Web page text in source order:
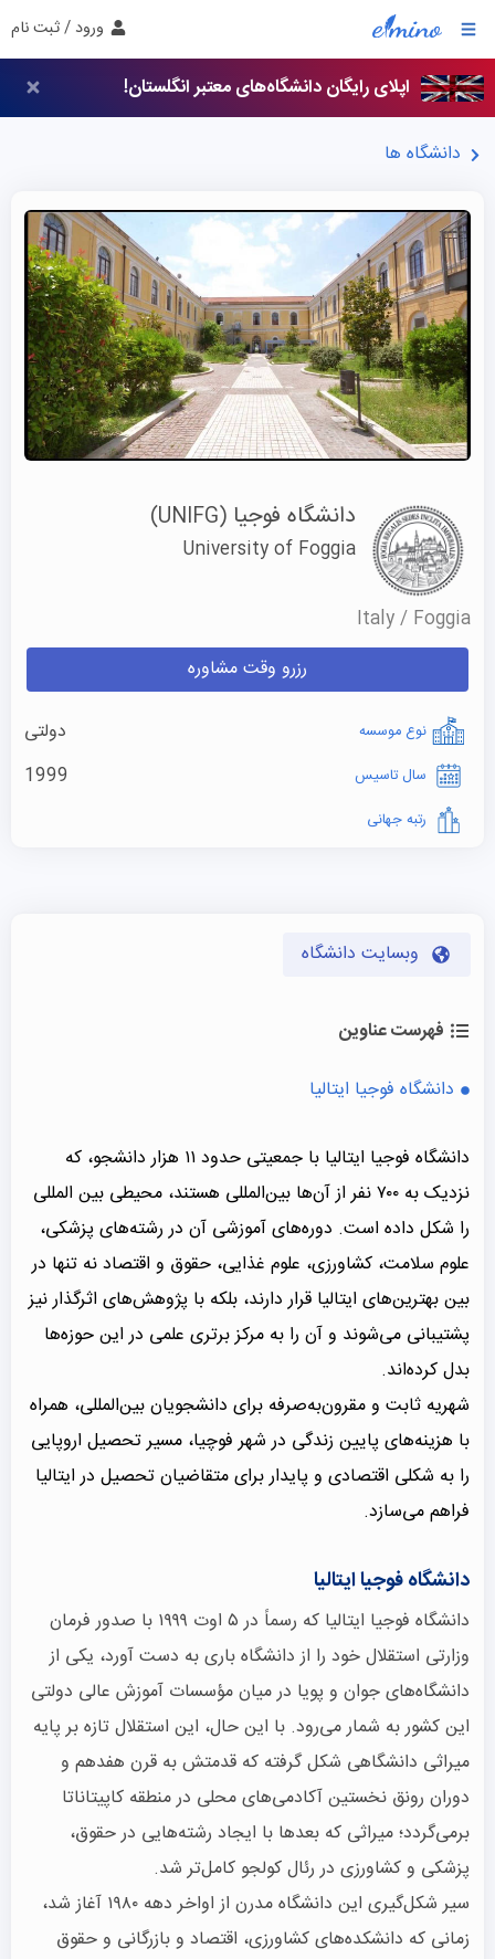
ورود / ثبت نام
اپلای رایگان دانشگاه‌های معتبر انگلستان!
دانشگاه ها
دانشگاه فوجیا (UNIFG)
University of Foggia
Italy / Foggia
رزرو وقت مشاوره
نوع موسسه دولتی
سال تاسیس 1999
رتبه جهانی
وبسایت دانشگاه
فهرست عناوین
دانشگاه فوجیا ایتالیا
دانشگاه فوجیا ایتالیا با جمعیتی حدود ۱۱ هزار دانشجو، که
نزدیک به ۷۰۰ نفر از آن‌ها بین‌المللی هستند، محیطی بین المللی
را شکل داده است. دوره‌های آموزشی آن در رشته‌های پزشکی،
علوم سلامت، کشاورزی، علوم غذایی، حقوق و اقتصاد نه تنها در
بین بهترین‌های ایتالیا قرار دارند، بلکه با پژوهش‌های اثرگذار نیز
پشتیبانی می‌شوند و آن را به مرکز برتری علمی در این حوزه‌ها
بدل کرده‌اند.
شهریه ثابت و مقرون‌به‌صرفه برای دانشجویان بین‌المللی، همراه
با هزینه‌های پایین زندگی در شهر فوچیا، مسیر تحصیل اروپایی
را به شکلی اقتصادی و پایدار برای متقاضیان تحصیل در ایتالیا
فراهم می‌سازد.
دانشگاه فوجیا ایتالیا
دانشگاه فوجیا ایتالیا که رسماً در ۵ اوت ۱۹۹۹ با صدور فرمان
وزارتی استقلال خود را از دانشگاه باری به دست آورد، یکی از
دانشگاه‌های جوان و پویا در میان مؤسسات آموزش عالی دولتی
این کشور به شمار می‌رود. با این حال، این استقلال تازه بر پایه
میراثی دانشگاهی شکل گرفته که قدمتش به قرن هفدهم و
دوران رونق نخستین آکادمی‌های محلی در منطقه کاپیتاناتا
برمی‌گردد؛ میراثی که بعدها با ایجاد رشته‌هایی در حقوق،
پزشکی و کشاورزی در رئال کولجو کامل‌تر شد.
سیر شکل‌گیری این دانشگاه مدرن از اواخر دهه ۱۹۸۰ آغاز شد،
زمانی که دانشکده‌های کشاورزی، اقتصاد و بازرگانی و حقوق